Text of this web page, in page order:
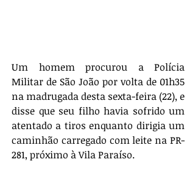
Um homem procurou a Polícia
Militar de São João por volta de 01h35
na madrugada desta sexta-feira (22), e
disse que seu filho havia sofrido um
atentado a tiros enquanto dirigia um
caminhão carregado com leite na PR-
281, próximo à Vila Paraíso.